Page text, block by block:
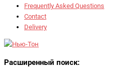
Frequently Asked Questions
Contact
Delivery
Расширенный поиск: